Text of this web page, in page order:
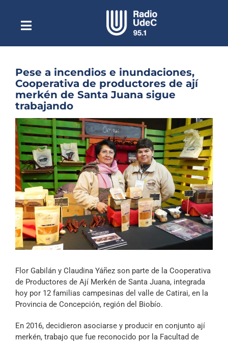
contenidoToggle
NavigationEscuchar Radio UdeC en vivo
Quiénes Somos
Programación
Noticias
Reportajes
Columnas
Música Clásica
Especiales
Archivo Sonoro
Pese a incendios e inundaciones,
Cooperativa de productores de ají
merkén de Santa Juana sigue
trabajando
Ver
imagen
más
grande
Flor Gabilán y Claudina Yáñez son parte de la Cooperativa
de Productores de Ají Merkén de Santa Juana, integrada
hoy por 12 familias campesinas del valle de Catirai, en la
Provincia de Concepción, región del Biobío.
En 2016, decidieron asociarse y producir en conjunto ají
merkén, trabajo que fue reconocido por la Facultad de